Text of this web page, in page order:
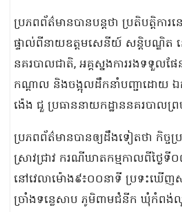
ប្រភពព័ត៌មានបានបន្តថា ប្រតិបត្តិការន
ផ្ទាល់ពីនាយឧត្តមសេនីយ៍ សន្ដិបណ្ឌិត ន
នគរបាលជាតិ, អគ្គស្នងការរងទទួលផែ
កណ្ដាល និងចង្អុលដឹកនាំបញ្ជាដោយ
ង៉េង ជួ ប្រធាននាយកដ្ឋាននគរបាលព្
ប្រភពព័ត៌មានបានឲ្យដឹងទៀតថា កិច្ចប្
ស្រាវជ្រាវ ករណីឃាតកម្មកាលពីថ្ងៃ
នៅវេលាម៉ោង៩៖០០នាទី ប្រទះឃើ
ច្រាំងទន្លេសាប ភូមិពាមជំនីក ឃុំកំពង់